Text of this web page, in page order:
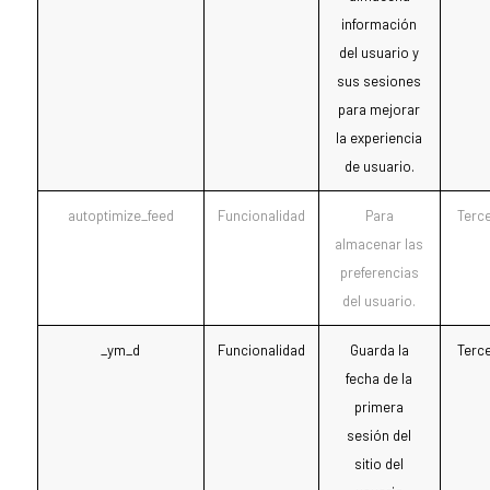
información
del usuario y
sus sesiones
para mejorar
la experiencia
de usuario.
autoptimize_feed Funcionalidad
Para
almacenar las
preferencias
del usuario.
_ym_d Funcionalidad
Guarda la
fecha de la
primera
sesión del
sitio del